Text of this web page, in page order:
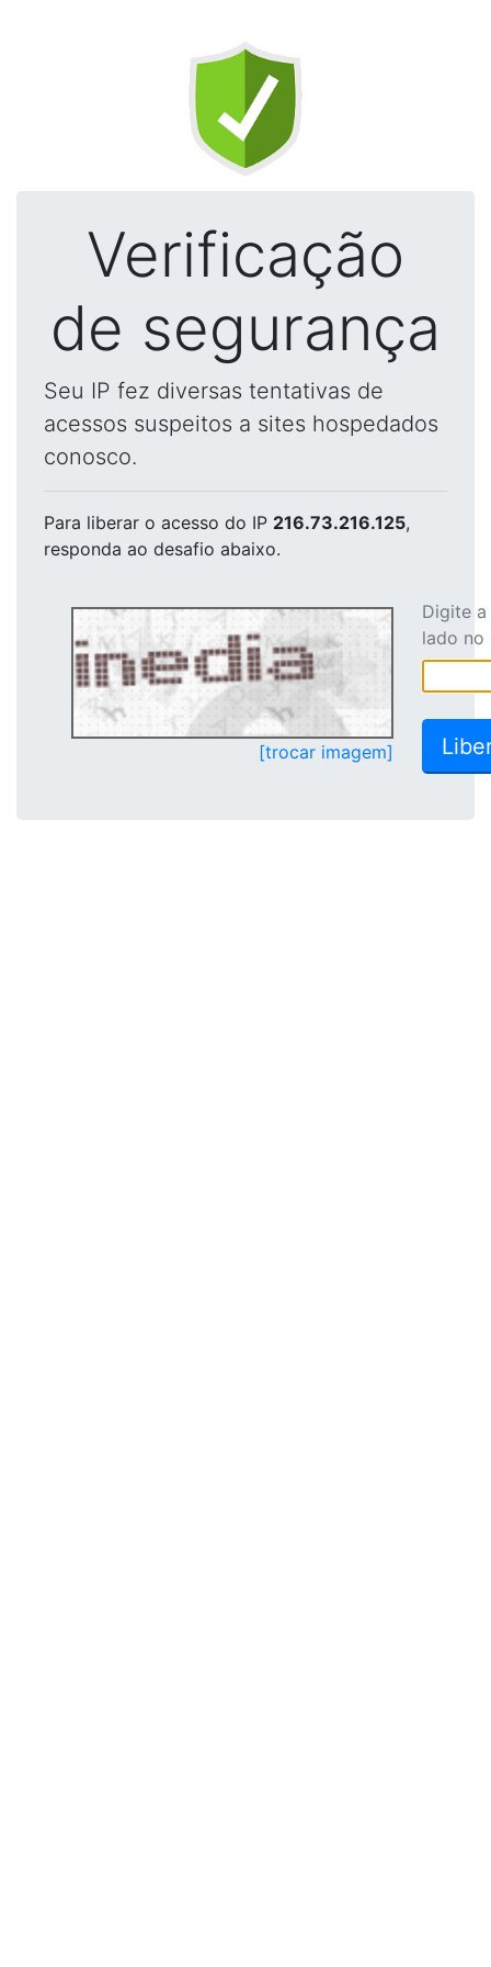
Verificação
de segurança
Seu IP fez diversas tentativas de
acessos suspeitos a sites hospedados
conosco.
Para liberar o acesso do IP 216.73.216.125,
responda ao desafio abaixo.
[trocar imagem]
Digite
lado no